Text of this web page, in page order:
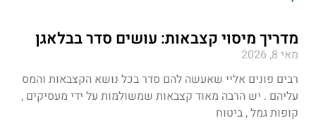
מדריך מיסוי קצבאות: עושים סדר בבלאגן
מאי 8, 2026
רבים פונים אליי שאעשה להם סדר בכל נושא הקצבאות והמס
עליהם . יש הרבה מאוד קצבאות שמשולמות על ידי מעסיקים ,
קופות גמל , ביטוח